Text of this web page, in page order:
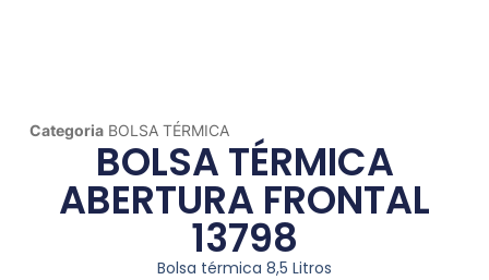
Categoria BOLSA TÉRMICA
BOLSA TÉRMICA
ABERTURA FRONTAL
13798
Bolsa térmica 8,5 Litros